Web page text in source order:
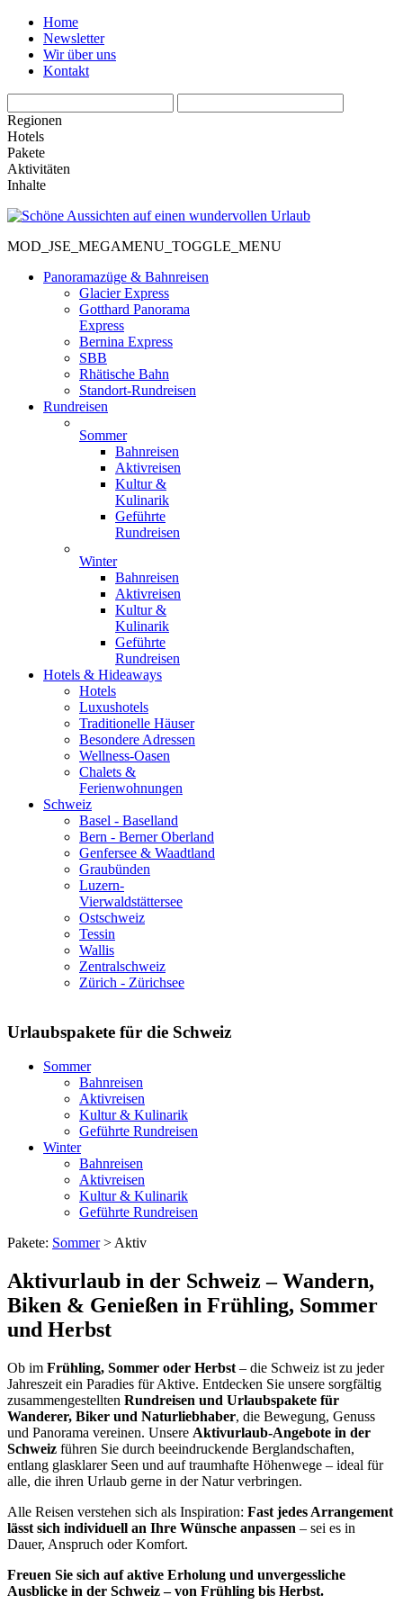
Home
Newsletter
Wir über uns
Kontakt
Regionen
Hotels
Pakete
Aktivitäten
Inhalte
MOD_JSE_MEGAMENU_TOGGLE_MENU
Panoramazüge & Bahnreisen
Glacier Express
Gotthard Panorama
Express
Bernina Express
SBB
Rhätische Bahn
Standort-Rundreisen
Rundreisen
Sommer
Bahnreisen
Aktivreisen
Kultur &
Kulinarik
Geführte
Rundreisen
Winter
Bahnreisen
Aktivreisen
Kultur &
Kulinarik
Geführte
Rundreisen
Hotels & Hideaways
Hotels
Luxushotels
Traditionelle Häuser
Besondere Adressen
Wellness-Oasen
Chalets &
Ferienwohnungen
Schweiz
Basel - Baselland
Bern - Berner Oberland
Genfersee & Waadtland
Graubünden
Luzern-
Vierwaldstättersee
Ostschweiz
Tessin
Wallis
Zentralschweiz
Zürich - Zürichsee
Urlaubspakete für die Schweiz
Sommer
Bahnreisen
Aktivreisen
Kultur & Kulinarik
Geführte Rundreisen
Winter
Bahnreisen
Aktivreisen
Kultur & Kulinarik
Geführte Rundreisen
Pakete: Sommer> Aktiv
Aktivurlaub in der Schweiz – Wandern,
Biken & Genießen in Frühling, Sommer
und Herbst
Ob im Frühling, Sommer oder Herbst – die Schweiz ist zu jeder
Jahreszeit ein Paradies für Aktive. Entdecken Sie unsere sorgfältig
zusammengestellten Rundreisen und Urlaubspakete für
Wanderer, Biker und Naturliebhaber, die Bewegung, Genuss
und Panorama vereinen. Unsere Aktivurlaub-Angebote in der
Schweiz führen Sie durch beeindruckende Berglandschaften,
entlang glasklarer Seen und auf traumhafte Höhenwege – ideal für
alle, die ihren Urlaub gerne in der Natur verbringen.
Alle Reisen verstehen sich als Inspiration: Fast jedes Arrangement
lässt sich individuell an Ihre Wünsche anpassen – sei es in
Dauer, Anspruch oder Komfort.
Freuen Sie sich auf aktive Erholung und unvergessliche
Ausblicke in der Schweiz – von Frühling bis Herbst.